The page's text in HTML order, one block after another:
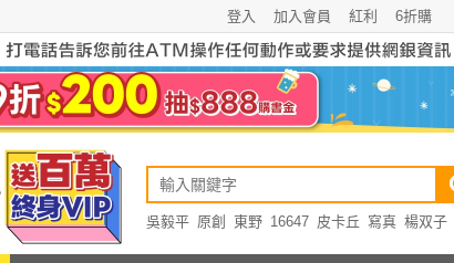
6折購
紅利
加入會員
登入
吳毅平 原創 東野 16647 皮卡丘 寫真 楊双子